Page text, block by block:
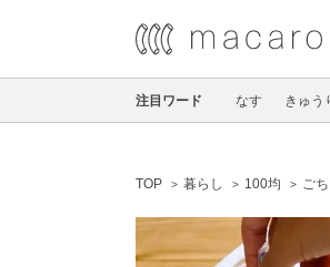
注目ワード なす きゅう
TOP 暮らし 100均 ご